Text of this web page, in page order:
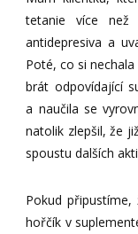
tetanie více než
antidepresiva a
Poté, co si
brát odpovídající
a naučila se
natolik zlepšil, že
spoustu dalších
Pokud
hořčík v